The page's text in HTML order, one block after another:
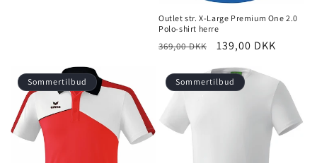
Outlet str. X-Large Premium One 2.0
Polo-shirt herre
Normalpris
369,00 DKK Udsalgspris
139,00 DKK
Sommertilbud Sommertilbud